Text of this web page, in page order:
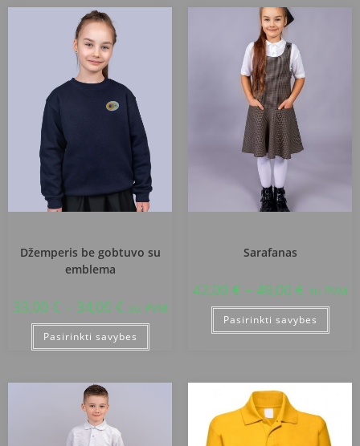
Džemperis be gobtuvo su
emblema
33,00 € – 34,00 € su PVM
Pasirinkti savybes
Sarafanas
42,00 € – 49,00 € su PVM
Pasirinkti savybes